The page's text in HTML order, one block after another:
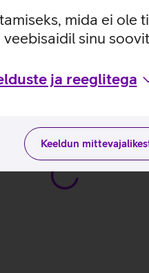
mida ei ole
sinu
ja reeglitega
Keeldun
tootja kodulehel